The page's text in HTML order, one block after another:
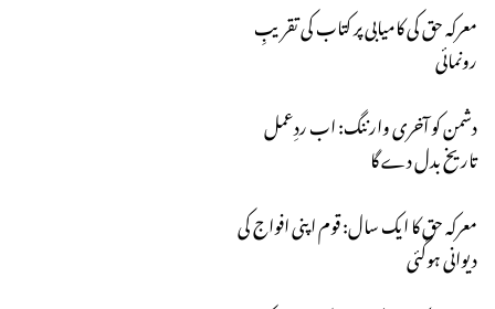
معرکہ حق کی کامیابی پر کتاب کی تقریبِ
رونمائی
دشمن کو آخری وارننگ: اب ردِعمل
تاریخ بدل دے گا
معرکہ حق کا ایک سال: قوم اپنی افواج کی
دیوانی ہوگئی